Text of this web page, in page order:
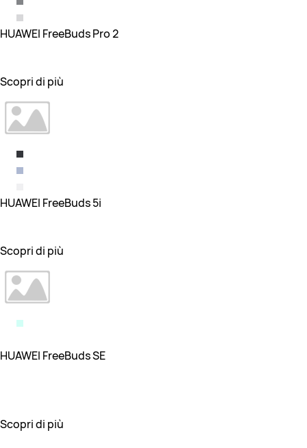
HUAWEI FreeBuds Pro 2
Scopri di più
HUAWEI FreeBuds 5i
Scopri di più
HUAWEI FreeBuds SE
Scopri di più